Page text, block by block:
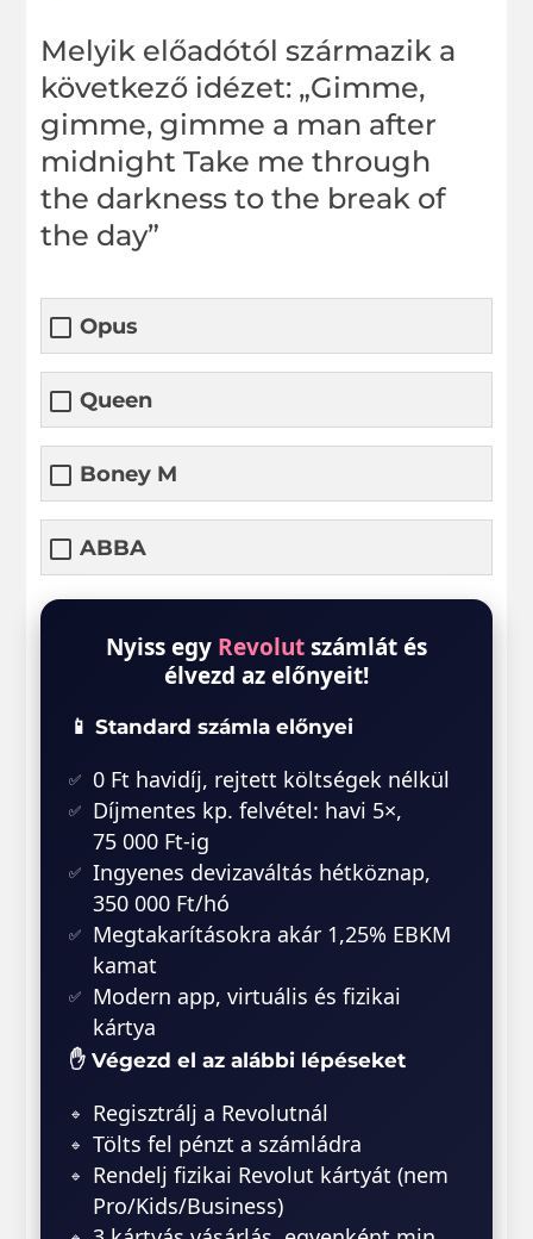
Melyik előadótól származik a
következő idézet: „Gimme,
gimme, gimme a man after
midnight Take me through
the darkness to the break of
the day”
Opus
Queen
Boney M
ABBA
Nyiss egy Revolutszámlát és
élvezd az előnyeit!
📱 Standard számla előnyei
0 Ft havidíj, rejtett költségek nélkül
Díjmentes kp. felvétel: havi 5×,
75 000 Ft-ig
Ingyenes devizaváltás hétköznap,
350 000 Ft/hó
Megtakarításokra akár 1,25% EBKM
kamat
Modern app, virtuális és fizikai
kártya
✋ Végezd el az alábbi lépéseket
Regisztrálj a Revolutnál
Tölts fel pénzt a számládra
Rendelj fizikai Revolut kártyát (nem
Pro/Kids/Business)